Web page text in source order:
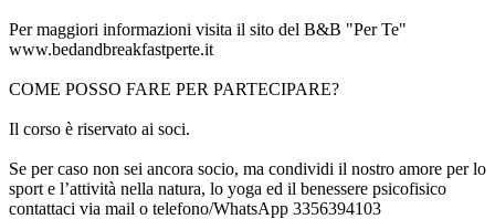
Per maggiori informazioni visita il sito del B&B "Per Te"
www.bedandbreakfastperte.it
COME POSSO FARE PER PARTECIPARE?
Il corso è riservato ai soci.
Se per caso non sei ancora socio, ma condividi il nostro amore per lo
sport e l’attività nella natura, lo yoga ed il benessere psicofisico
contattaci via mail o telefono/WhatsApp 3356394103